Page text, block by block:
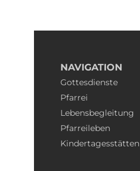
NAVIGATION
Gottesdienste
Pfarrei
Lebensbegleitung
Pfarreileben
Kindertagesstätten